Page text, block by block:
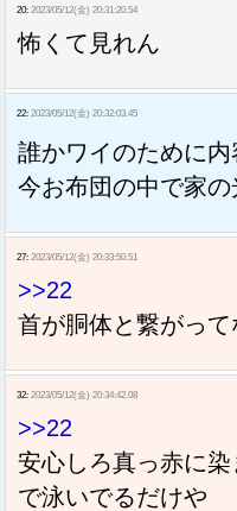
20: 2023/05/12(金) 20:31:20.54
怖くて見れん
22: 2023/05/12(金) 20:32:03.45
誰かワイのために
今お布団の中で家
27: 2023/05/12(金) 20:33:50.51
>>22
首が胴体と繋がっ
32: 2023/05/12(金) 20:34:42.08
>>22
安心しろ真っ赤に
で泳いでるだけや